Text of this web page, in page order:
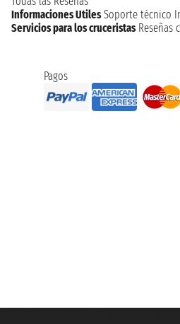
Informaciones Utiles Soporte técnico
Servicios para los cruceristas Reseñas
Pagos